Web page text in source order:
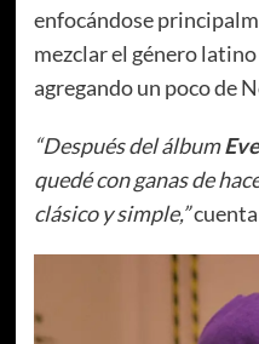
enfocándose
mezclar el género
agregando un poco de
“Después del álbum
quedé con ganas de
clásico y simple,”cuenta